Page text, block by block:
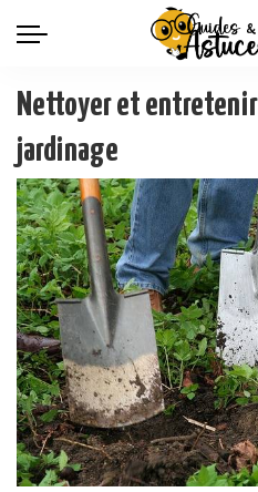
Nettoyer et
jardinage